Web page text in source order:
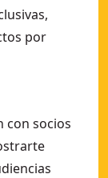
por
con socios